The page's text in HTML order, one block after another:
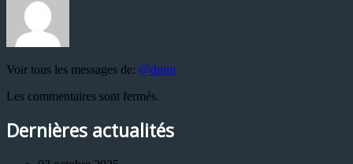
Voir tous les messages de: @dmin
Les commentaires sont fermés.
Dernières actualités